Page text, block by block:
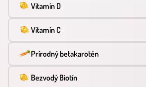
Vitamín D
Vitamín C
Prírodný betakarotén
Bezvodý Biotín